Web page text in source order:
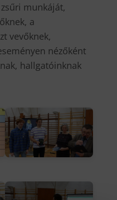
munkáját,
a
vevőknek,
nézőként
hallgatóinknak